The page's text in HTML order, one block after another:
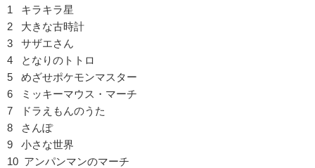
1 キラキラ星
2 大きな古時計
3 サザエさん
4 となりのトトロ
5 めざせポケモンマスター
6 ミッキーマウス・マーチ
7 ドラえもんのうた
8 さんぽ
9 小さな世界
10 アンパンマンのマーチ